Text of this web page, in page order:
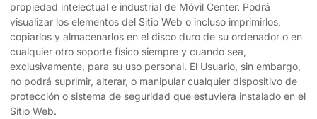
propiedad intelectual e industrial de Móvil Center. Podrá
visualizar los elementos del Sitio Web o incluso imprimirlos,
copiarlos y almacenarlos en el disco duro de su ordenador o en
cualquier otro soporte físico siempre y cuando sea,
exclusivamente, para su uso personal. El Usuario, sin embargo,
no podrá suprimir, alterar, o manipular cualquier dispositivo de
protección o sistema de seguridad que estuviera instalado en el
Sitio Web.